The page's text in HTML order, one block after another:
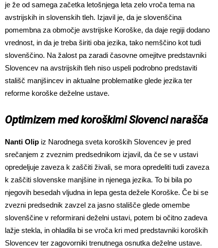
je že od samega začetka letošnjega leta zelo vroča tema na
avstrijskih in slovenskih tleh. Izjavil je, da je slovenščina
pomembna za območje avstrijske Koroške, da daje regiji dodano
vrednost, in da je treba širiti oba jezika, tako nemščino kot tudi
slovenščino. Na žalost pa zaradi časovne omejitve predstavniki
Slovencev na avstrijskih tleh niso uspeli podrobno predstaviti
stališč manjšincev in aktualne problematike glede jezika ter
reforme koroške deželne ustave.
Optimizem med koroškimi Slovenci narašča
Nanti Olip iz Narodnega sveta koroških Slovencev je pred
srečanjem z zveznim predsednikom izjavil, da če se v ustavi
opredeljuje zaveza k zaščiti živali, se mora opredeliti tudi zaveza
k zaščiti slovenske manjšine in njenega jezika. To bi bila po
njegovih besedah vljudna in lepa gesta dežele Koroške. Če bi se
zvezni predsednik zavzel za jasno stališče glede omembe
slovenščine v reformirani deželni ustavi, potem bi očitno zadeva
lažje stekla, in ohladila bi se vroča kri med predstavniki koroških
Slovencev ter zagovorniki trenutnega osnutka deželne ustave.